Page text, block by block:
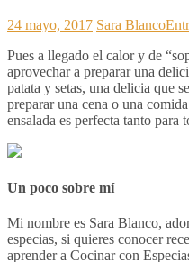
24 mayo, 2017 Sara Blanco
Pues a llegado el calor y de
aprovechar a preparar una
patata y setas, una delicia que
preparar una cena o una
ensalada es perfecta tanto
Un poco sobre mí
Mi nombre es Sara Blanco,
especias, si quieres conocer
aprender a Cocinar con